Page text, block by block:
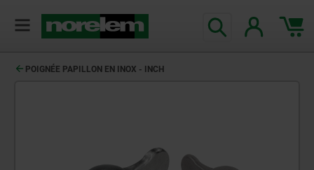
POIGNÉE PAPILLON EN INOX - INCH